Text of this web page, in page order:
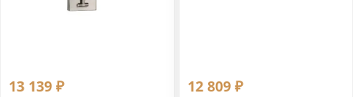
13 139 ₽ 12 809 ₽